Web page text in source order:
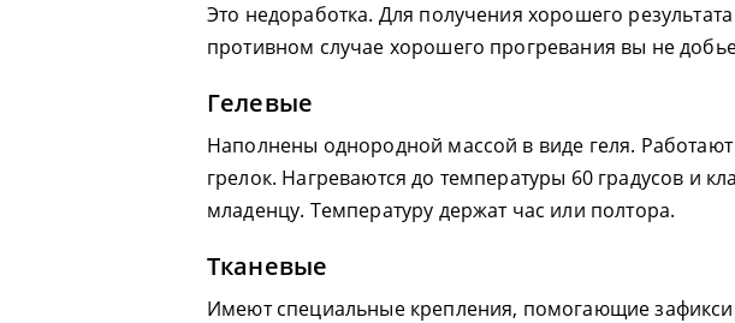
Это недоработка. Для получения хорошего
противном случае хорошего прогревания вы не
Гелевые
Наполнены однородной массой в виде геля.
грелок. Нагреваются до температуры 60 градусов и
младенцу. Температуру держат час или полтора.
Тканевые
Имеют специальные крепления, помогающие